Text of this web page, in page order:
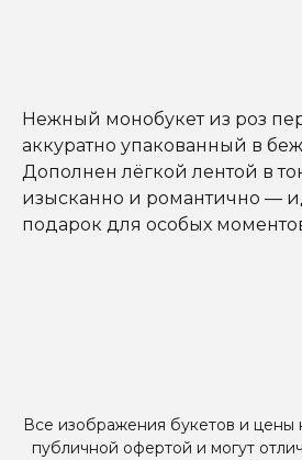
Нежный монобукет из роз
аккуратно упакованный в
Дополнен лёгкой лентой в
изысканно и романтично —
подарок для особых
Все изображения букетов и цены
публичной офертой и могут